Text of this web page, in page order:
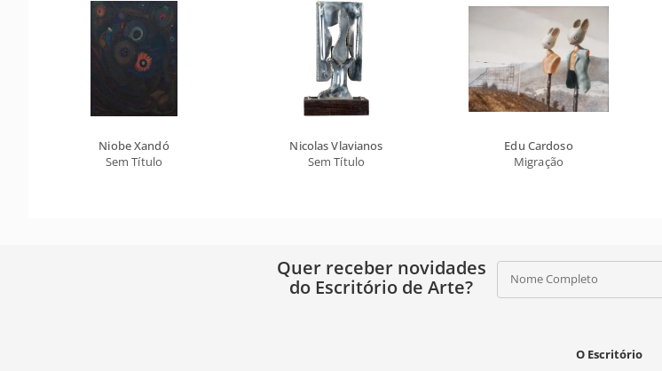
Niobe Xandó
Sem Título
Nicolas Vlavianos
Sem Título
Edu Cardoso
Migração
Quer receber novidades
do Escritório de Arte?
Nome Completo
O Escritório